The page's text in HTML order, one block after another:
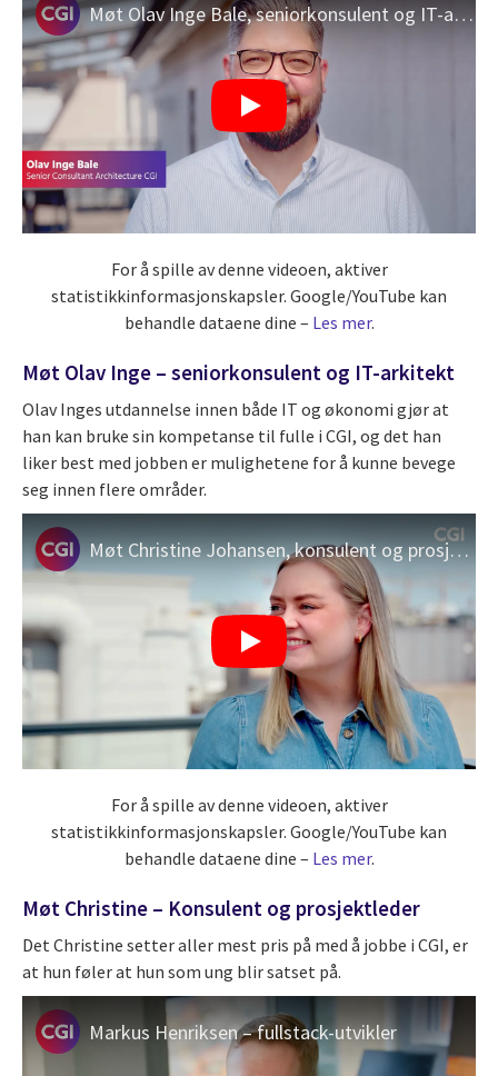
Møt Olav Inge Bale, seniorkonsulent og IT-arkitekt
For å spille av denne videoen, aktiver
statistikkinformasjonskapsler. Google/YouTube kan
behandle dataene dine – Les mer.
Møt Olav Inge – seniorkonsulent og IT-arkitekt
Olav Inges utdannelse innen både IT og økonomi gjør at
han kan bruke sin kompetanse til fulle i CGI, og det han
liker best med jobben er mulighetene for å kunne bevege
seg innen flere områder.
Møt Christine Johansen, konsulent og prosjektleder
For å spille av denne videoen, aktiver
statistikkinformasjonskapsler. Google/YouTube kan
behandle dataene dine – Les mer.
Møt Christine – Konsulent og prosjektleder
Det Christine setter aller mest pris på med å jobbe i CGI, er
at hun føler at hun som ung blir satset på.
Markus Henriksen – fullstack-utvikler